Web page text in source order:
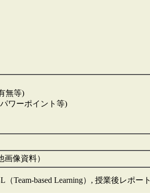
無等)
ワーポイント等)
画像資料）
Team-based Learning）, 授業後レポート